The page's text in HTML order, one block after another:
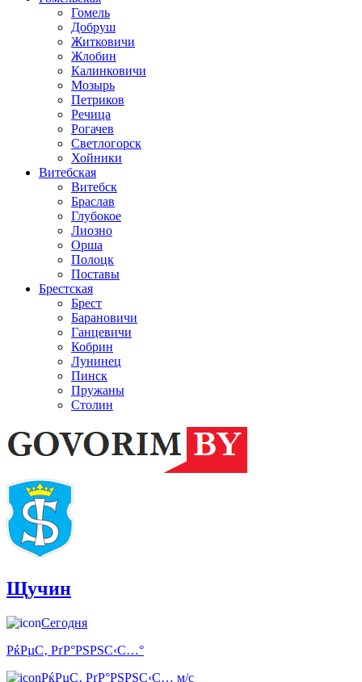
Гомель
Добруш
Житковичи
Жлобин
Калинковичи
Мозырь
Петриков
Речица
Рогачев
Светлогорск
Хойники
Витебская
Витебск
Браслав
Глубокое
Лиозно
Орша
Полоцк
Поставы
Брестская
Брест
Барановичи
Ганцевичи
Кобрин
Лунинец
Пинск
Пружаны
Столин
Щучин
Сегодня
РќРµС‚ РґР°РЅРЅС‹С…°
РќРµС‚ РґР°РЅРЅС‹С… м/с